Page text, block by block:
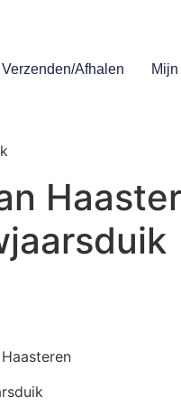
Verzenden/Afhalen